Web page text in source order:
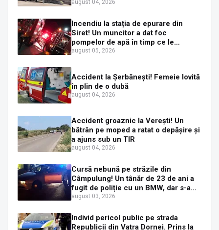
august 04, 2026
Incendiu la stația de epurare din
Siret! Un muncitor a dat foc
pompelor de apă în timp ce le
alimenta cu combustibil
august 05, 2026
Accident la Șerbănești! Femeie lovită
în plin de o dubă
august 04, 2026
Accident groaznic la Verești! Un
bătrân pe moped a ratat o depășire și
a ajuns sub un TIR
august 04, 2026
Cursă nebună pe străzile din
Câmpulung! Un tânăr de 23 de ani a
fugit de poliție cu un BMW, dar s-a
oprit într-un gard de pe strada
august 03, 2026
Individ pericol public pe strada
Republicii din Vatra Dornei. Prins la